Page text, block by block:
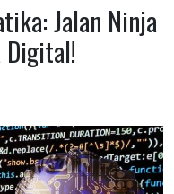
Jalan Ninja
Digital!